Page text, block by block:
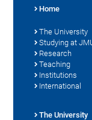
Home
The University
Studying at
Research
Teaching
Institutions
International
The University